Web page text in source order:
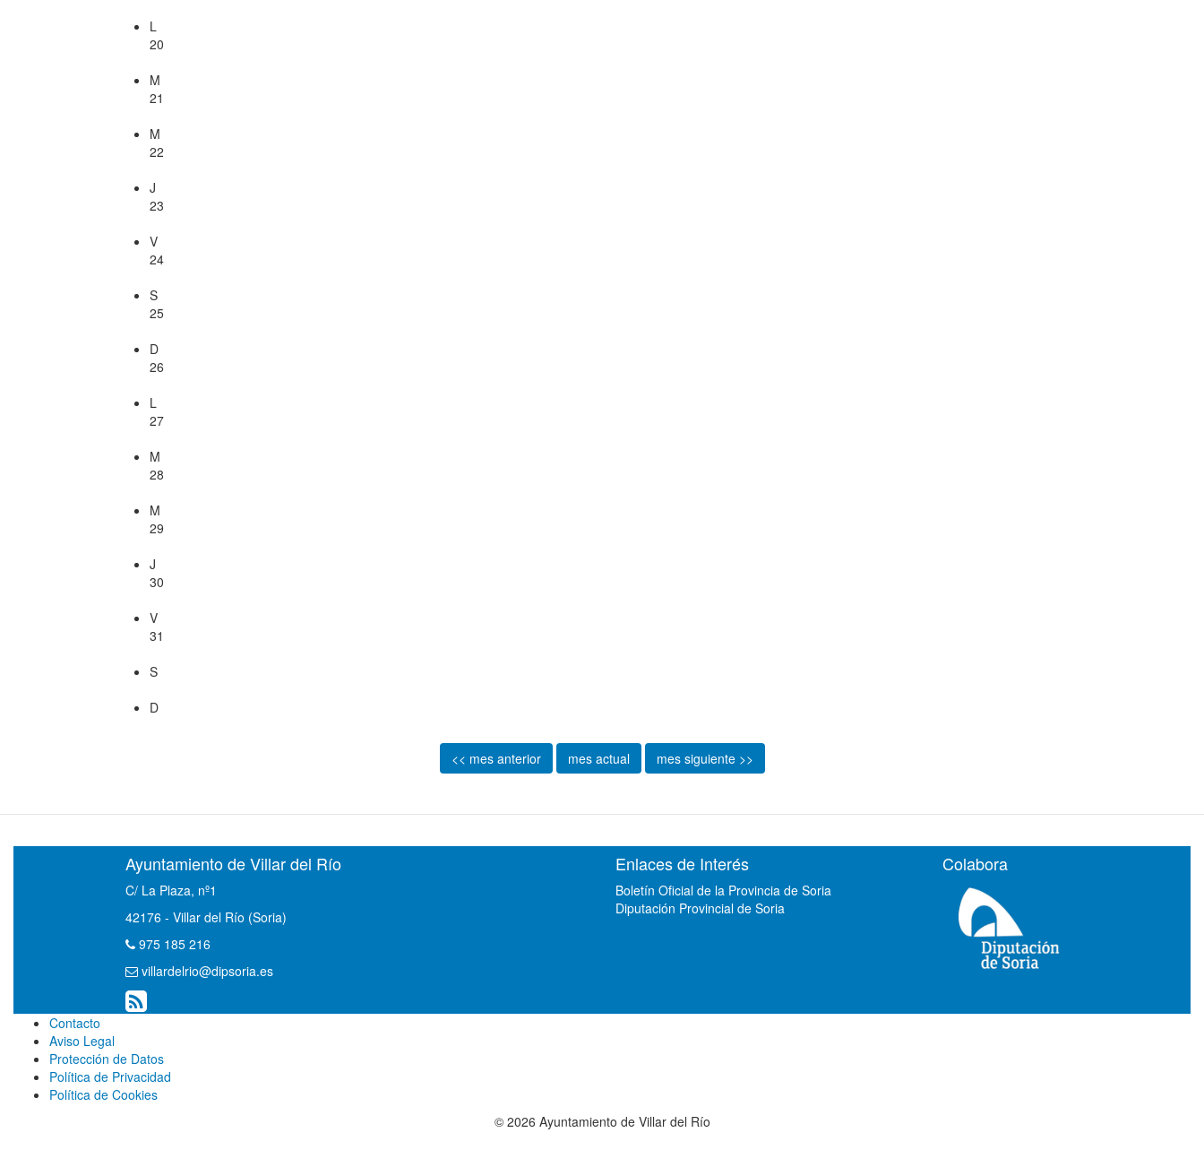
L
20
M
21
M
22
J
23
V
24
S
25
D
26
L
27
M
28
M
29
J
30
V
31
S
D
<< mes anterior mes actual mes siguiente >>
Ayuntamiento de Villar del Río
C/ La Plaza, nº1
42176 - Villar del Río (Soria)
975 185 216
villardelrio@dipsoria.es
Enlaces de Interés
Boletín Oficial de la Provincia de Soria
Diputación Provincial de Soria
Colabora
Contacto
Aviso Legal
Protección de Datos
Política de Privacidad
Política de Cookies
© 2026 Ayuntamiento de Villar del Río